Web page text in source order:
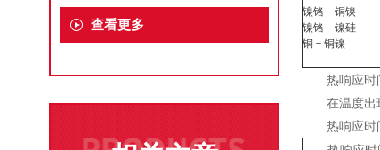
查看更多
镍铬－铜镍
镍铬－镍硅
铜－铜镍
热响应时
在温度出
热响应时